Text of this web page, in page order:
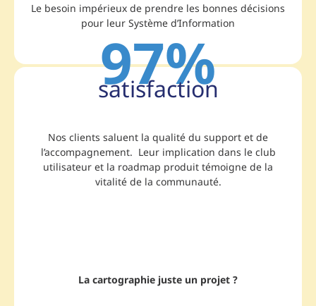
Le besoin impérieux de prendre les bonnes décisions
pour leur Système d’Information
97%
satisfaction
Nos clients saluent la qualité du support et de
l’accompagnement. Leur implication dans le club
utilisateur et la roadmap produit témoigne de la
vitalité de la communauté.
La cartographie juste un projet ?